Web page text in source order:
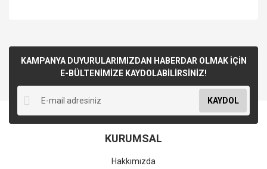
KAMPANYA DUYURULARIMIZDAN HABERDAR OLMAK İÇİN
E-BÜLTENİMİZE KAYDOLABİLİRSİNİZ!
KAYDOL
KURUMSAL
Hakkımızda